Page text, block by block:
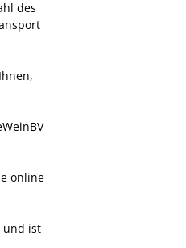
des
online
und ist